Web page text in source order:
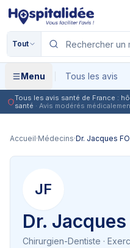
Aller au contenu principal
Tout
Menu Tous les avis
Tous les avis santé de France :
santé · Avis modérés
Accueil·Médecins·Dr. Jacques
JF
Dr. Jacques
Chirurgien-Dentiste ·